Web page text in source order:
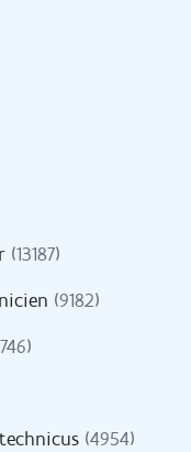
(13187)
(9182)
(4954)